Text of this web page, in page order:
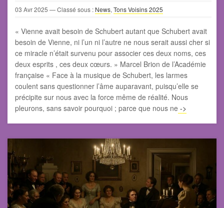
03 Avr2025 — Classé sous : News, Tons Voisins 2025
« Vienne avait besoin de Schubert autant que Schubert avait
besoin de Vienne, ni l’un ni l’autre ne nous serait aussi cher si
ce miracle n’était survenu pour associer ces deux noms, ces
deux esprits , ces deux cœurs. » Marcel Brion de l’Académie
française « Face à la musique de Schubert, les larmes
coulent sans questionner l’âme auparavant, puisqu’elle se
précipite sur nous avec la force même de réalité. Nous
pleurons, sans savoir pourquoi ; parce que nous ne ->